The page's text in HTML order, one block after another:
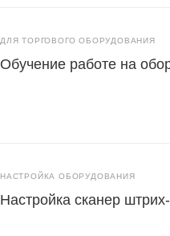
ДЛЯ ТОРГОВОГО ОБОРУДОВАНИЯ
Обучение работе на
НАСТРОЙКА ОБОРУДОВАНИЯ
Настройка сканер